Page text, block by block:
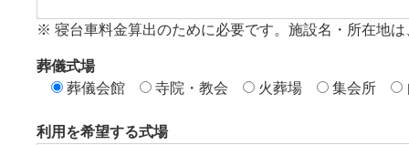
※ 寝台車料金算出のために必要です。施設名・所在地
葬儀式場
葬儀会館
寺院・教会 火葬場 集会所
利用を希望する式場